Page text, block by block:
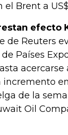
Brent a
efecto
de Reuters
Países
incremento
de la
Oil